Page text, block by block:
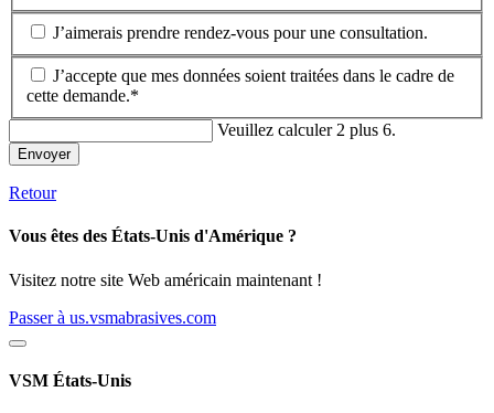
J’aimerais prendre rendez-vous pour une consultation.
J’accepte que mes données soient traitées dans le cadre de
cette demande.*
Veuillez calculer 2 plus 6.
Envoyer
Retour
Vous êtes des États-Unis d'Amérique ?
Visitez notre site Web américain maintenant !
Passer à us.vsmabrasives.com
VSM États-Unis